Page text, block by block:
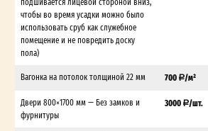
чтобы во время усадки можно было
использовать сруб как служебное
помещение и не повредить доску
пола)
Вагонка на потолок толщиной 22 мм 700 /м²
Двери 800×1700 мм — Без замков и
фурнитуры
3000 /шт.